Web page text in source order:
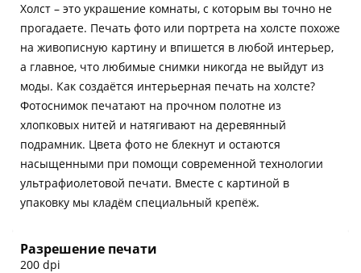
Холст – это украшение комнаты, с которым вы точно не
прогадаете. Печать фото или портрета на холсте похоже
на живописную картину и впишется в любой интерьер,
а главное, что любимые снимки никогда не выйдут из
моды. Как создаётся интерьерная печать на холсте?
Фотоснимок печатают на прочном полотне из
хлопковых нитей и натягивают на деревянный
подрамник. Цвета фото не блекнут и остаются
насыщенными при помощи современной технологии
ультрафиолетовой печати. Вместе с картиной в
упаковку мы кладём специальный крепёж.
Разрешение печати
200 dpi